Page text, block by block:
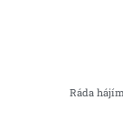
Ráda